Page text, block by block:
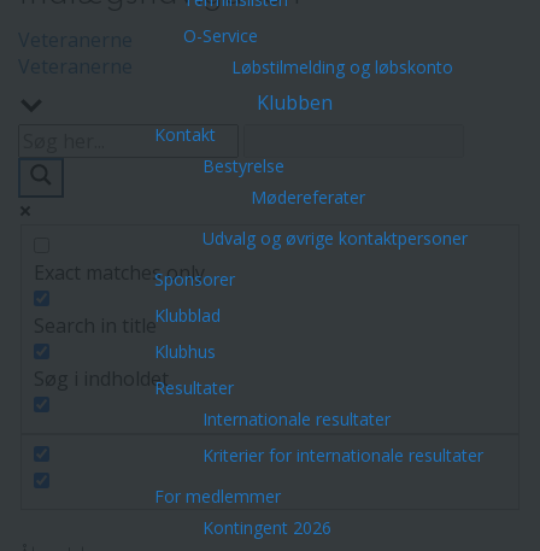
O-Service
Løbstilmelding og løbskonto
Klubben
Kontakt
Bestyrelse
Mødereferater
Udvalg og øvrige kontaktpersoner
Sponsorer
Klubblad
Klubhus
Resultater
Internationale resultater
Kriterier for internationale resultater
For medlemmer
Kontingent 2026
Exact matches only
Search in title
Søg i indholdet